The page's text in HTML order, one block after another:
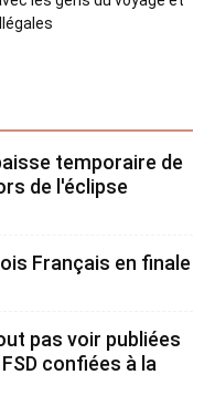
temporaire de
de l'éclipse
Français en finale
pas voir publiées
confiées à la